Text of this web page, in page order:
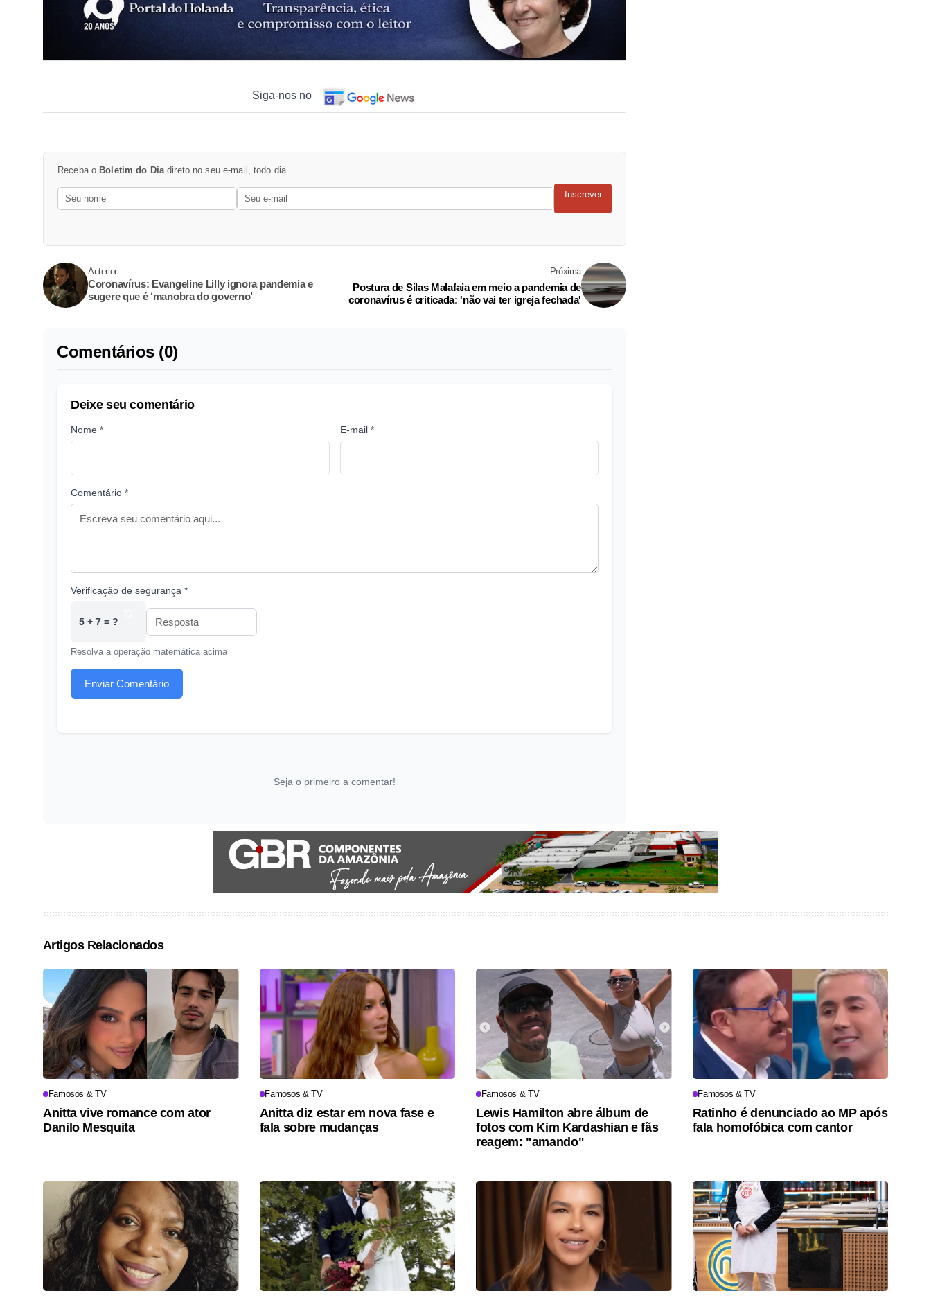
Siga-nos no
Receba o Boletim do Diadireto no seu e-mail, todo dia.
Inscrever
Anterior
Coronavírus: Evangeline Lilly ignora pandemia e
sugere que é ‘manobra do governo’
Próxima
Postura de Silas Malafaia em meio a pandemia de
coronavírus é criticada: 'não vai ter igreja fechada'
Comentários (0)
Deixe seu comentário
Nome * E-mail *
Comentário *
Verificação de segurança *
5 + 7 = ?
Resolva a operação matemática acima
Enviar Comentário
Seja o primeiro a comentar!
Artigos Relacionados
Famosos & TV
Anitta vive romance com ator
Danilo Mesquita
Famosos & TV
Anitta diz estar em nova fase e
fala sobre mudanças
Famosos & TV
Lewis Hamilton abre álbum de
fotos com Kim Kardashian e fãs
reagem: "amando"
Famosos & TV
Ratinho é denunciado ao MP após
fala homofóbica com cantor